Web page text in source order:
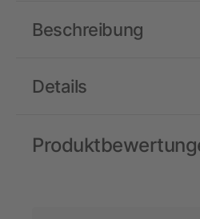
Details
Beschreibung